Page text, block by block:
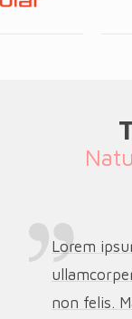
Lorem
non felis.